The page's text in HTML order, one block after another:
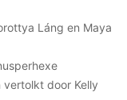
Láng en Maya
vertolkt door Kelly